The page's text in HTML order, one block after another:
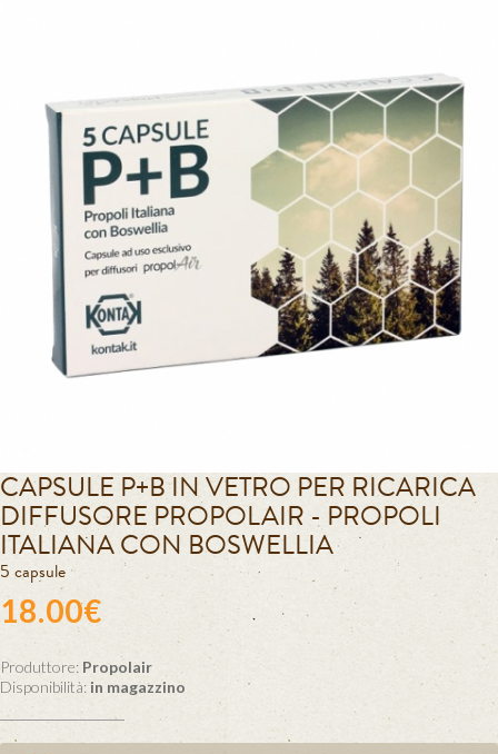
CAPSULE P+B IN VETRO PER RICARICA
DIFFUSORE PROPOLAIR - PROPOLI
ITALIANA CON BOSWELLIA
5 capsule
18.00€
Produttore: Propolair
Disponibilità: in magazzino